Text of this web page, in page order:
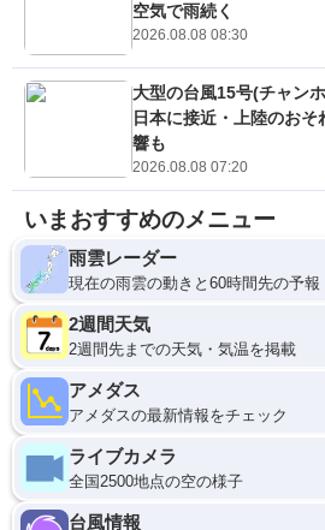
空気で雨続く
2026.08.08 08:30
大型の台風15号(チャン
日本に接近・上陸のお
響も
2026.08.08 07:20
いまおすすめのメニュー
雨雲レーダー
現在の雨雲の動きと60時間先の予報
2週間天気
2週間先までの天気・気温を掲載
アメダス
アメダスの最新情報をチェック
ライブカメラ
全国2500地点の空の様子
台風情報